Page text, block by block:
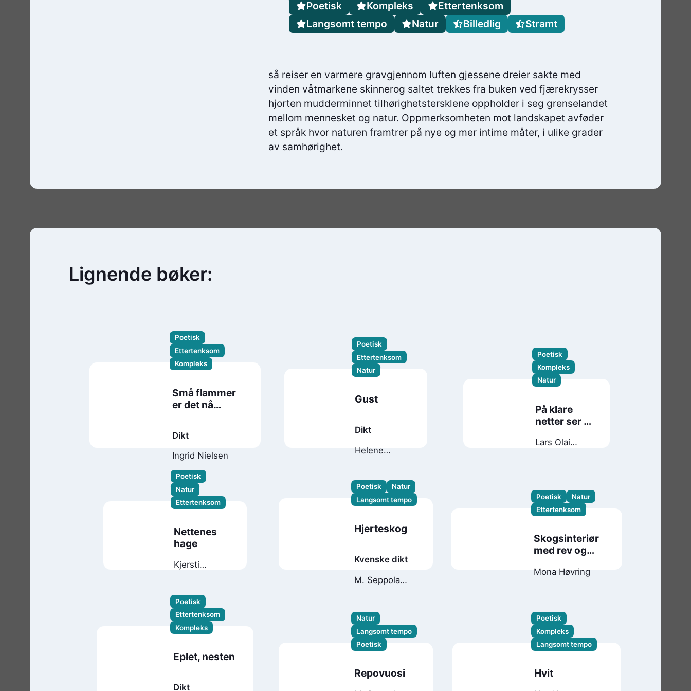
så reiser en varmere gravgjennom luften gjessene dreier sakte med
vinden våtmarkene skinnerog saltet trekkes fra buken ved fjærekrysser
hjorten mudderminnet tilhørighetstersklene oppholder i seg grenselandet
mellom mennesket og natur. Oppmerksomheten mot landskapet avføder
et språk hvor naturen framtrer på nye og mer intime måter, i ulike grader
av samhørighet.
Poetisk Kompleks
Ettertenksom
Langsomt tempo
Natur Billedlig Stramt
Lignende bøker:
Poetisk
Ettertenksom
Kompleks
Små flammer
er det nå
Dikt
Ingrid Nielsen
Poetisk
Ettertenksom
Natur
Gust
Dikt
Helene
Poetisk
Kompleks
Natur
På klare
netter ser vi
Lars Olai
Poetisk
Natur
Ettertenksom
Nettenes
hage
Kjersti
Poetisk
Natur
Langsomt tempo
Hjerteskog
Kvenske dikt
M. Seppola
Poetisk
Natur
Ettertenksom
Skogsinteriør
med rev og
Mona Høvring
Poetisk
Ettertenksom
Kompleks
Eplet, nesten
Dikt
Natur
Langsomt tempo
Poetisk
Repovuosi
Poetisk
Kompleks
Langsomt tempo
Hvit